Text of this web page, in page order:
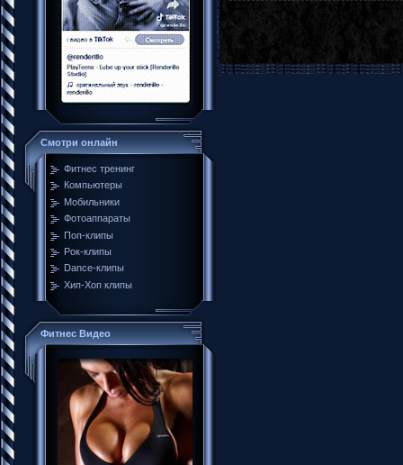
Смотри онлайн
Фитнес тренинг
Компьютеры
Мобильники
Фотоаппараты
Поп-клипы
Рок-клипы
Dance-клипы
Хип-Хоп клипы
Фитнес Видео